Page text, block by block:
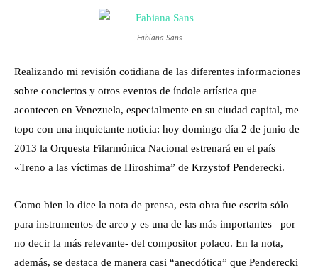
Fabiana Sans
Realizando mi revisión cotidiana de las diferentes informaciones
sobre conciertos y otros eventos de índole artística que
acontecen en Venezuela, especialmente en su ciudad capital, me
topo con una inquietante noticia: hoy domingo día 2 de junio de
2013 la Orquesta Filarmónica Nacional estrenará en el país
«Treno a las víctimas de Hiroshima” de Krzystof Penderecki.
Como bien lo dice la nota de prensa, esta obra fue escrita sólo
para instrumentos de arco y es una de las más importantes –por
no decir la más relevante- del compositor polaco. En la nota,
además, se destaca de manera casi “anecdótica” que Penderecki